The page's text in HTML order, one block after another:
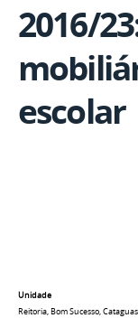
2016/
escolar
Unidade
Reitoria, Bom Sucesso,